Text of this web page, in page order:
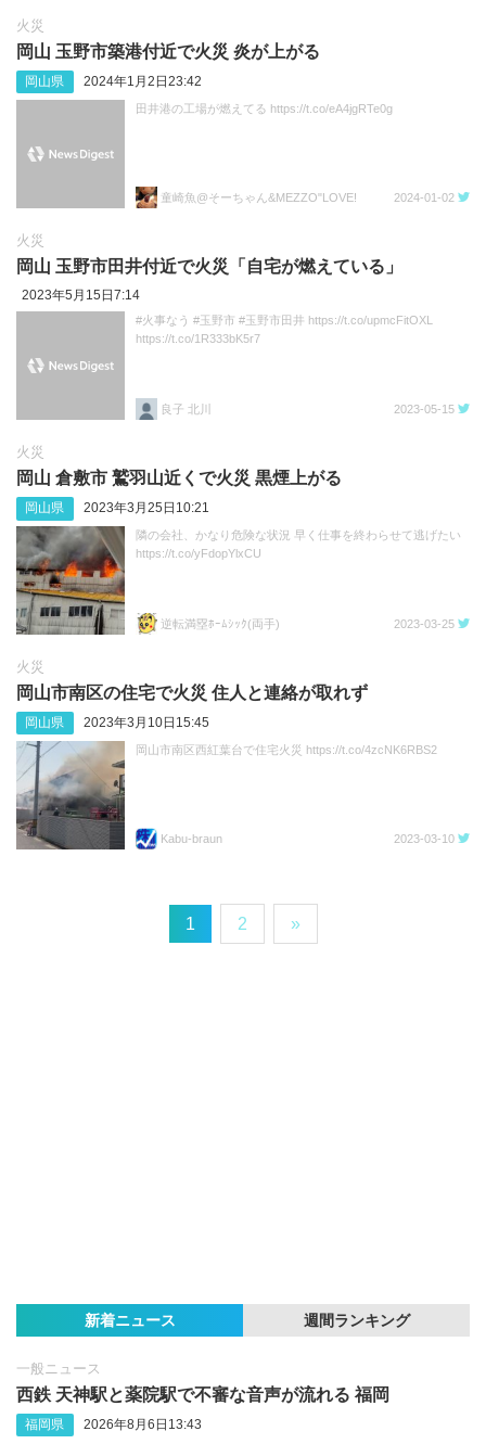
火災
岡山 玉野市築港付近で火災 炎が上がる
岡山県 2024年1月2日23:42
田井港の工場が燃えてる https://t.co/eA4jgRTe0g
童崎魚@そーちゃん&MEZZO"LOVE! 2024-01-02
火災
岡山 玉野市田井付近で火災「自宅が燃えている」
2023年5月15日7:14
#火事なう #玉野市 #玉野市田井 https://t.co/upmcFitOXL
https://t.co/1R333bK5r7
良子 北川 2023-05-15
火災
岡山 倉敷市 鷲羽山近くで火災 黒煙上がる
岡山県 2023年3月25日10:21
隣の会社、かなり危険な状況 早く仕事を終わらせて逃げたい
https://t.co/yFdopYlxCU
逆転満塁ﾎｰﾑｼｯｸ(両手) 2023-03-25
火災
岡山市南区の住宅で火災 住人と連絡が取れず
岡山県 2023年3月10日15:45
岡山市南区西紅葉台で住宅火災 https://t.co/4zcNK6RBS2
Kabu-braun 2023-03-10
1 2 »
新着ニュース 週間ランキング
一般ニュース
西鉄 天神駅と薬院駅で不審な音声が流れる 福岡
福岡県 2026年8月6日13:43